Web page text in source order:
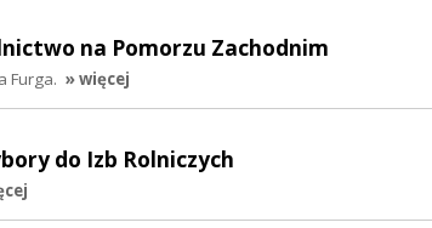
na Pomorzu Zachodnim
Furga. » więcej
do Izb Rolniczych